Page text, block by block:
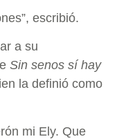
escribió.
a su
Sin senos sí hay
la definió como
mi Ely. Que